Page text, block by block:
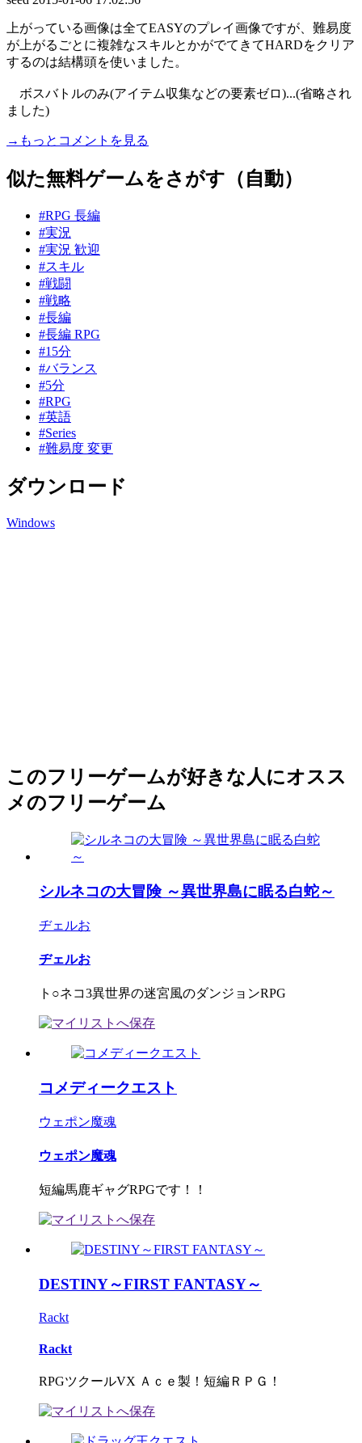
上がっている画像は全てEASYのプレイ画像ですが、難易度
が上がるごとに複雑なスキルとかがでてきてHARDをクリア
するのは結構頭を使いました。
ボスバトルのみ(アイテム収集などの要素ゼロ)...(省略され
ました)
→もっとコメントを見る
似た無料ゲームをさがす（自動）
#RPG 長編
#実況
#実況 歓迎
#スキル
#戦闘
#戦略
#長編
#長編 RPG
#15分
#バランス
#5分
#RPG
#英語
#Series
#難易度 変更
ダウンロード
Windows
このフリーゲームが好きな人にオスス
メのフリーゲーム
シルネコの大冒険 ～異世界島に眠る白蛇～
ヂェルお
ヂェルお
ト○ネコ3異世界の迷宮風のダンジョンRPG
コメディークエスト
ウェポン魔魂
ウェポン魔魂
短編馬鹿ギャグRPGです！！
DESTINY～FIRST FANTASY～
Rackt
Rackt
RPGツクールVX Ａｃｅ製！短編ＲＰＧ！